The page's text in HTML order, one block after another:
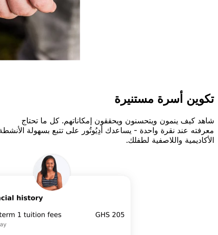
تكوين أسرة مستنيرة
شاهد كيف ينمون ويتحسنون ويحققون إمكاناتهم. كل ما تحتاج
معرفته عند نقرة واحدة - يساعدك أَدِيُوتُور على تتبع بسهولة الأنشطة
الأكاديمية واللاصفية لطفلك.